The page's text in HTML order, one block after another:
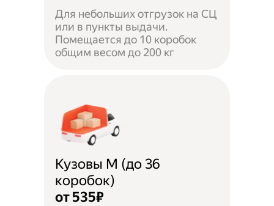
Для небольших отгрузок на СЦ
или в пункты выдачи.
Помещается до 10 коробок
общим весом до 200 кг
Кузовы M (до 36
коробок)
от 535₽